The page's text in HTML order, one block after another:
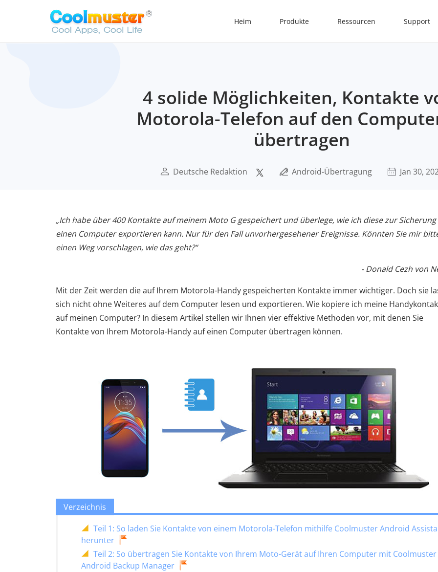
Heim Produkte Ressourcen Support
4 solide Möglichkeiten, Kontakte
Motorola-Telefon auf den
übertragen
Deutsche Redaktion Android-Übertragung Jan 30,
„Ich habe über 400 Kontakte auf meinem Moto G gespeichert und überlege, wie ich diese zur
einen Computer exportieren kann. Nur für den Fall unvorhergesehener Ereignisse. Könnten Sie mir
einen Weg vorschlagen, wie das geht?“
- Donald Cezh von
Mit der Zeit werden die auf Ihrem Motorola-Handy gespeicherten Kontakte immer wichtiger. Doch sie
sich nicht ohne Weiteres auf dem Computer lesen und exportieren. Wie kopiere ich meine
auf meinen Computer? In diesem Artikel stellen wir Ihnen vier effektive Methoden vor, mit denen Sie
Kontakte von Ihrem Motorola-Handy auf einen Computer übertragen können.
Verzeichnis
Teil 1: So laden Sie Kontakte von einem Motorola-Telefon mithilfe Coolmuster Android
herunter
Teil 2: So übertragen Sie Kontakte von Ihrem Moto-Gerät auf Ihren Computer mit Coolmuster
Android Backup Manager